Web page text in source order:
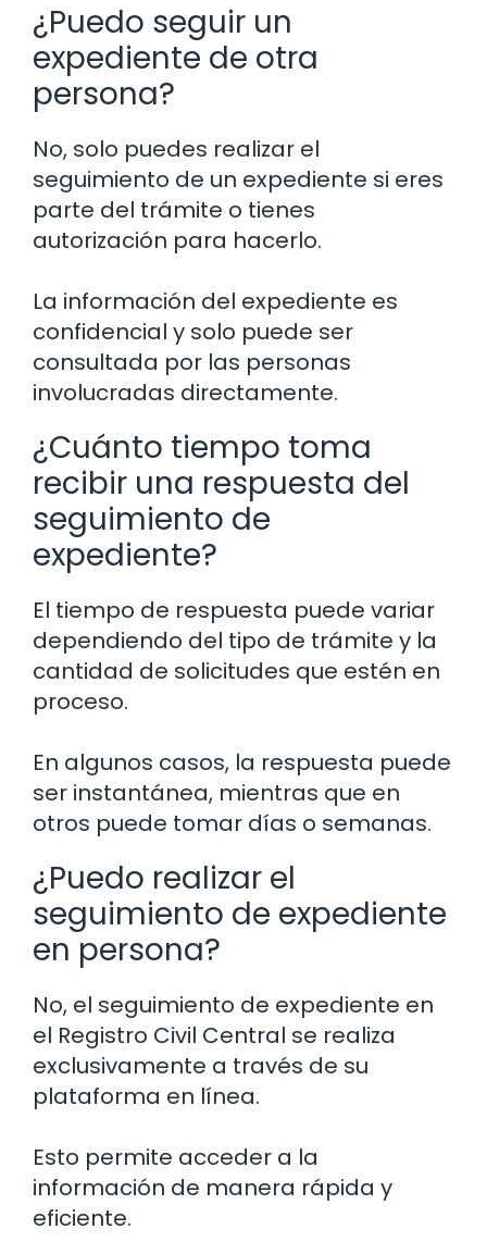
¿Puedo seguir un
expediente de otra
persona?
No, solo puedes realizar el
seguimiento de un expediente si eres
parte del trámite o tienes
autorización para hacerlo.
La información del expediente es
confidencial y solo puede ser
consultada por las personas
involucradas directamente.
¿Cuánto tiempo toma
recibir una respuesta del
seguimiento de
expediente?
El tiempo de respuesta puede variar
dependiendo del tipo de trámite y la
cantidad de solicitudes que estén en
proceso.
En algunos casos, la respuesta puede
ser instantánea, mientras que en
otros puede tomar días o semanas.
¿Puedo realizar el
seguimiento de expediente
en persona?
No, el seguimiento de expediente en
el Registro Civil Central se realiza
exclusivamente a través de su
plataforma en línea.
Esto permite acceder a la
información de manera rápida y
eficiente.